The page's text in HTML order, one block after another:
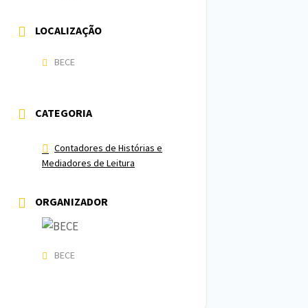
LOCALIZAÇÃO
BECE
CATEGORIA
Contadores de Histórias e
Mediadores de Leitura
ORGANIZADOR
BECE